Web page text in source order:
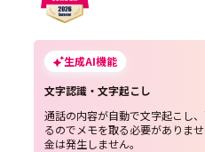
生成AI機能
文字認識・文字起こし
通話の内容が自動で文字起こし
るのでメモを取る必要がありま
金は発生しません。